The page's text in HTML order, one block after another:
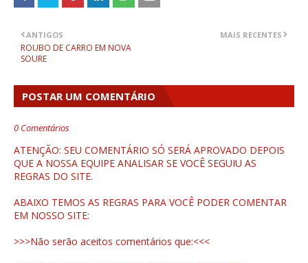
MAIS RECENTES
ANTIGOS
ROUBO DE CARRO EM NOVA
SOURE
POSTAR UM COMENTÁRIO
0 Comentários
ATENÇÃO: SEU COMENTÁRIO SÓ SERÁ APROVADO DEPOIS
QUE A NOSSA EQUIPE ANALISAR SE VOCÊ SEGUIU AS
REGRAS DO SITE.
ABAIXO TEMOS AS REGRAS PARA VOCÊ PODER COMENTAR
EM NOSSO SITE:
>>>Não serão aceitos comentários que:<<<